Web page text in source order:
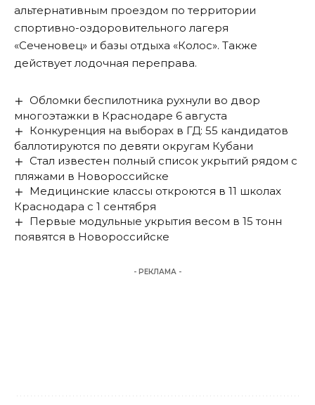
альтернативным проездом по территории
спортивно-оздоровительного лагеря
«Сеченовец» и базы отдыха «Колос». Также
действует лодочная переправа.
Обломки беспилотника рухнули во двор
многоэтажки в Краснодаре 6 августа
Конкуренция на выборах в ГД: 55 кандидатов
баллотируются по девяти округам Кубани
Стал известен полный список укрытий рядом с
пляжами в Новороссийске
Медицинские классы откроются в 11 школах
Краснодара с 1 сентября
Первые модульные укрытия весом в 15 тонн
появятся в Новороссийске
- РЕКЛАМА -